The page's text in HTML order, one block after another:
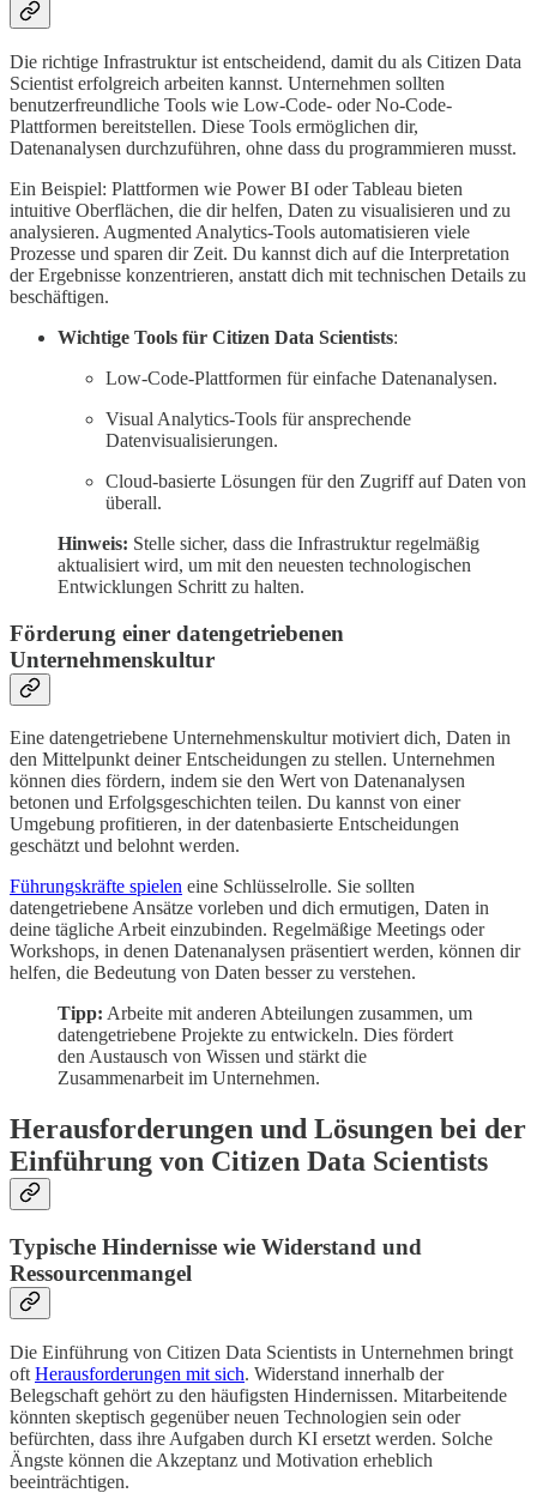
Die richtige Infrastruktur ist entscheidend, damit du als Citizen Data
Scientist erfolgreich arbeiten kannst. Unternehmen sollten
benutzerfreundliche Tools wie Low-Code- oder No-Code-
Plattformen bereitstellen. Diese Tools ermöglichen dir,
Datenanalysen durchzuführen, ohne dass du programmieren musst.
Ein Beispiel: Plattformen wie Power BI oder Tableau bieten
intuitive Oberflächen, die dir helfen, Daten zu visualisieren und zu
analysieren. Augmented Analytics-Tools automatisieren viele
Prozesse und sparen dir Zeit. Du kannst dich auf die Interpretation
der Ergebnisse konzentrieren, anstatt dich mit technischen Details zu
beschäftigen.
Wichtige Tools für Citizen Data Scientists:
Low-Code-Plattformen für einfache Datenanalysen.
Visual Analytics-Tools für ansprechende
Datenvisualisierungen.
Cloud-basierte Lösungen für den Zugriff auf Daten von
überall.
Hinweis: Stelle sicher, dass die Infrastruktur regelmäßig
aktualisiert wird, um mit den neuesten technologischen
Entwicklungen Schritt zu halten.
Förderung einer datengetriebenen
Unternehmenskultur
Eine datengetriebene Unternehmenskultur motiviert dich, Daten in
den Mittelpunkt deiner Entscheidungen zu stellen. Unternehmen
können dies fördern, indem sie den Wert von Datenanalysen
betonen und Erfolgsgeschichten teilen. Du kannst von einer
Umgebung profitieren, in der datenbasierte Entscheidungen
geschätzt und belohnt werden.
Führungskräfte spielen eine Schlüsselrolle. Sie sollten
datengetriebene Ansätze vorleben und dich ermutigen, Daten in
deine tägliche Arbeit einzubinden. Regelmäßige Meetings oder
Workshops, in denen Datenanalysen präsentiert werden, können dir
helfen, die Bedeutung von Daten besser zu verstehen.
Tipp: Arbeite mit anderen Abteilungen zusammen, um
datengetriebene Projekte zu entwickeln. Dies fördert
den Austausch von Wissen und stärkt die
Zusammenarbeit im Unternehmen.
Herausforderungen und Lösungen bei der
Einführung von Citizen Data Scientists
Typische Hindernisse wie Widerstand und
Ressourcenmangel
Die Einführung von Citizen Data Scientists in Unternehmen bringt
oft Herausforderungen mit sich. Widerstand innerhalb der
Belegschaft gehört zu den häufigsten Hindernissen. Mitarbeitende
könnten skeptisch gegenüber neuen Technologien sein oder
befürchten, dass ihre Aufgaben durch KI ersetzt werden. Solche
Ängste können die Akzeptanz und Motivation erheblich
beeinträchtigen.